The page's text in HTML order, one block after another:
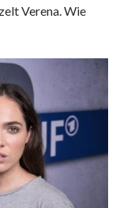
Verena. Wie